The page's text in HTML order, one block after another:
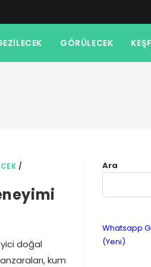
GÖRÜLECEK
/
doğal
kum
Ara
Whatsapp
(Yeni)